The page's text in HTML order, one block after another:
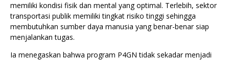
memiliki kondisi fisik dan mental yang optimal. Terlebih, sektor
transportasi publik memiliki tingkat risiko tinggi sehingga
membutuhkan sumber daya manusia yang benar-benar siap
menjalankan tugas.
Ia menegaskan bahwa program P4GN tidak sekadar menjadi